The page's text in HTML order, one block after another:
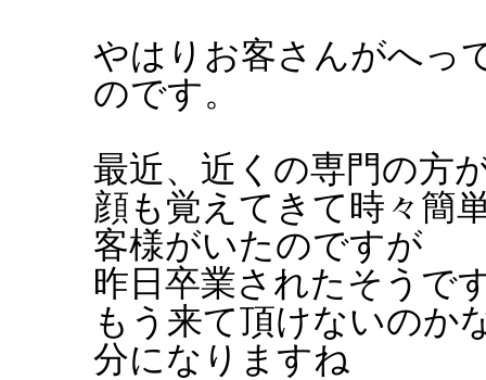
やはりお客さんがへっ
のです。
最近、近くの専門の方
顔も覚えてきて時々簡
客様がいたのですが
昨日卒業されたそうで
もう来て頂けないのか
分になりますね